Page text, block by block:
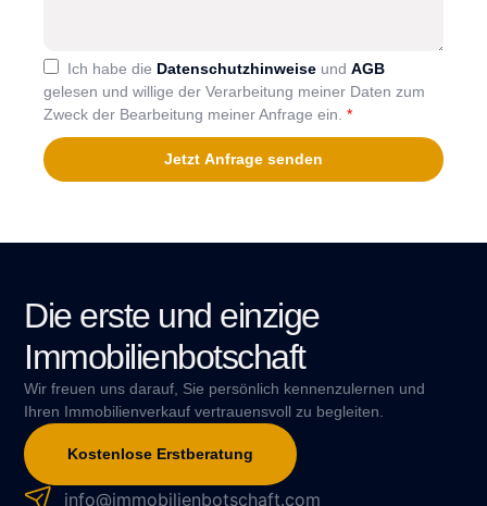
Ich habe die Datenschutzhinweise und AGB
gelesen und willige der Verarbeitung meiner Daten zum
Zweck der Bearbeitung meiner Anfrage ein. *
Jetzt Anfrage senden
Die erste und einzige
Immobilienbotschaft
Wir freuen uns darauf, Sie persönlich kennenzulernen und
Ihren Immobilienverkauf vertrauensvoll zu begleiten.
Kostenlose Erstberatung
info@immobilienbotschaft.com